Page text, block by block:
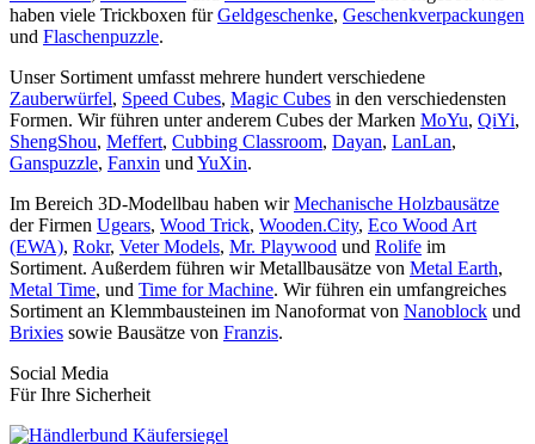
haben viele Trickboxen fürGeldgeschenke, Geschenkverpackungen
und Flaschenpuzzle.
Unser Sortiment umfasst mehrere hundert verschiedene
Zauberwürfel, Speed Cubes, Magic Cubes in den verschiedensten
Formen. Wir führen unter anderem Cubes der Marken MoYu, QiYi,
ShengShou, Meffert, Cubbing Classroom, Dayan, LanLan,
Ganspuzzle, Fanxin und YuXin.
Im Bereich 3D-Modellbau haben wirMechanische Holzbausätze
der Firmen Ugears, Wood Trick, Wooden.City, Eco Wood Art
(EWA), Rokr, Veter Models, Mr. Playwood und Rolife im
Sortiment. Außerdem führen wir Metallbausätze von Metal Earth,
Metal Time, und Time for Machine. Wir führen ein umfangreiches
Sortiment an Klemmbausteinen im Nanoformat von Nanoblock und
Brixies sowie Bausätze von Franzis.
Social Media
Für Ihre Sicherheit